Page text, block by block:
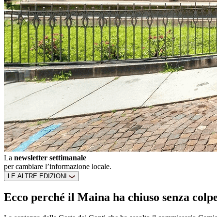
La newsletter settimanale
per cambiare l’informazione locale.
LE ALTRE EDIZIONI
Ecco perché il Maina ha chiuso senza